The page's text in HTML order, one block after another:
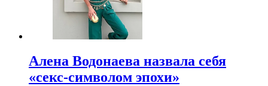
Алена Водонаева назвала себя
«секс-символом эпохи»